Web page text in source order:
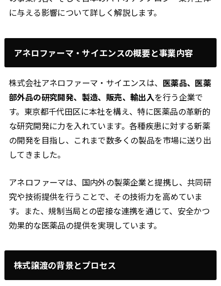
に与える影響について詳しく解説します。
アネロファーマ・サイエンスの概要と事業内容
株式会社アネロファーマ・サイエンスは、 医薬品、医薬
部外品の研究開発、製造、販売、輸出入を行う企業で
す。東京都千代田区に本社を構え、特に医薬品の革新的
な研究開発に力を入れています。各種疾患に対する新薬
の開発を目指し、これまで数多くの製品を市場に送り出
してきました。
アネロファーマは、国内外の製薬企業と提携し、共同研
究や技術提供を行うことで、その技術力を高めていま
す。また、規制当局との密接な連携を通じて、安全かつ
効果的な医薬品の提供を実現しています。
株式譲渡の背景とプロセス